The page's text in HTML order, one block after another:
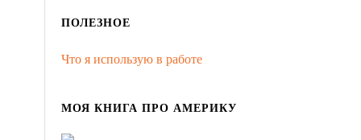
ПОЛЕЗНОЕ
Что я использую в работе
МОЯ КНИГА ПРО АМЕРИКУ